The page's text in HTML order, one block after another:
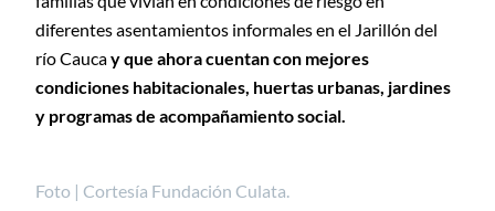
diferentes asentamientos informales en el Jarillón del
río Caucay que ahora cuentan con mejores
condiciones habitacionales, huertas urbanas, jardines
y programas de acompañamiento social.
Foto | Cortesía Fundación Culata.